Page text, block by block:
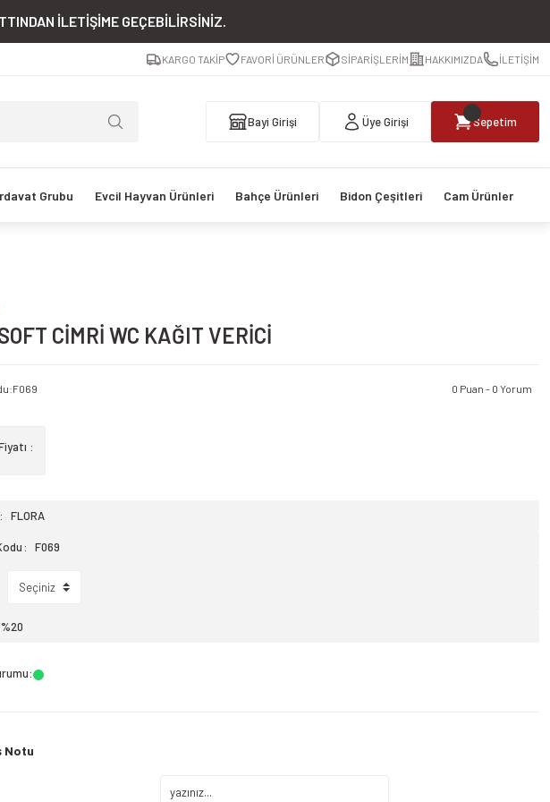
İLETİŞİME GEÇEBİLİRSİNİZ.
KARGO TAKİP FAVORİ ÜRÜNLER SİPARİŞLERİM HAKKIMIZDA İLETİŞİM
Bayi Girişi Üye Girişi Sepetim
Grubu Evcil Hayvan Ürünleri Bahçe Ürünleri Bidon Çeşitleri Cam Ürünler
CİMRİ WC KAĞIT VERİCİ
:F069 0 Puan - 0 Yorum
:
FLORA
F069
%20
:
Notu